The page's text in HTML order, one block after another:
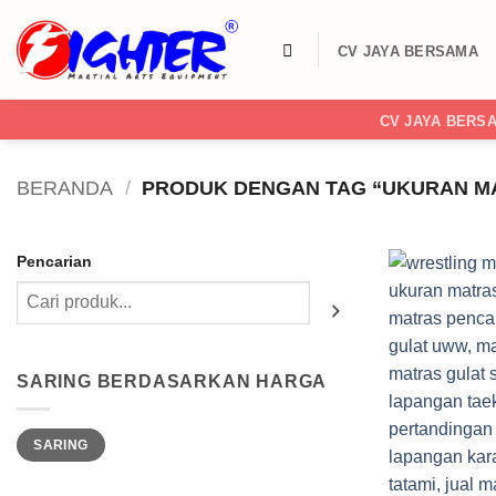
content
CV JAYA BERSAMA
CV JAYA
BERANDA / PRODUK DENGAN TAG “UKURAN
Pencarian
SARING BERDASARKAN HARGA
Harga
terendah
Harga
tertinggi
SARING